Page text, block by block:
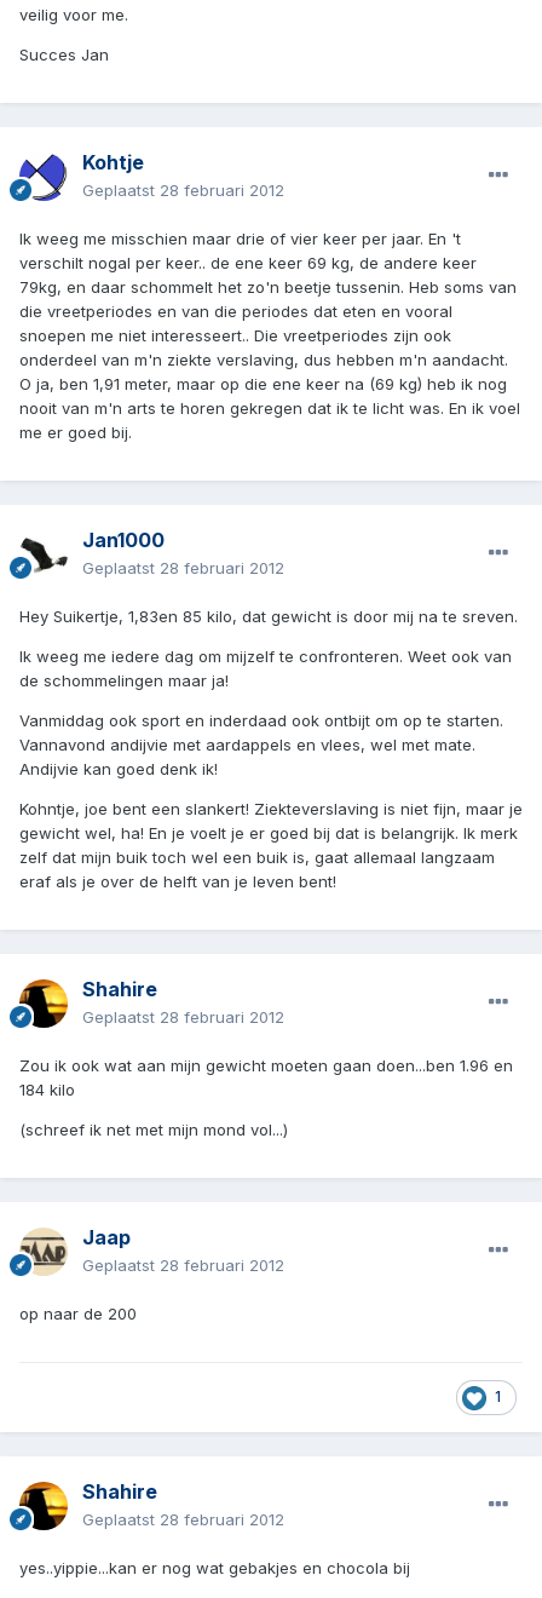
veilig voor me.
Succes Jan
Kohtje
Geplaatst 28 februari 2012
Ik weeg me misschien maar drie of vier keer per jaar. En 't
verschilt nogal per keer.. de ene keer 69 kg, de andere keer
79kg, en daar schommelt het zo'n beetje tussenin. Heb soms van
die vreetperiodes en van die periodes dat eten en vooral
snoepen me niet interesseert.. Die vreetperiodes zijn ook
onderdeel van m'n ziekte verslaving, dus hebben m'n aandacht.
O ja, ben 1,91 meter, maar op die ene keer na (69 kg) heb ik nog
nooit van m'n arts te horen gekregen dat ik te licht was. En ik voel
me er goed bij.
Jan1000
Geplaatst 28 februari 2012
Hey Suikertje, 1,83en 85 kilo, dat gewicht is door mij na te sreven.
Ik weeg me iedere dag om mijzelf te confronteren. Weet ook van
de schommelingen maar ja!
Vanmiddag ook sport en inderdaad ook ontbijt om op te starten.
Vannavond andijvie met aardappels en vlees, wel met mate.
Andijvie kan goed denk ik!
Kohntje, joe bent een slankert! Ziekteverslaving is niet fijn, maar je
gewicht wel, ha! En je voelt je er goed bij dat is belangrijk. Ik merk
zelf dat mijn buik toch wel een buik is, gaat allemaal langzaam
eraf als je over de helft van je leven bent!
Shahire
Geplaatst 28 februari 2012
Zou ik ook wat aan mijn gewicht moeten gaan doen...ben 1.96 en
184 kilo
(schreef ik net met mijn mond vol...)
Jaap
Geplaatst 28 februari 2012
op naar de 200
1
Shahire
Geplaatst 28 februari 2012
yes..yippie...kan er nog wat gebakjes en chocola bij